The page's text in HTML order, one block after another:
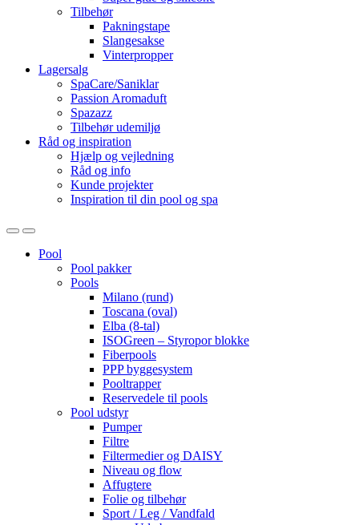
Tilbehør
Pakningstape
Slangesakse
Vinterpropper
Lagersalg
SpaCare/Saniklar
Passion Aromaduft
Spazazz
Tilbehør udemiljø
Råd og inspiration
Hjælp og vejledning
Råd og info
Kunde projekter
Inspiration til din pool og spa
OpenClose
Pool
Pool pakker
Pools
Milano (rund)
Toscana (oval)
Elba (8-tal)
ISOGreen – Styropor blokke
Fiberpools
PPP byggesystem
Pooltrapper
Reservedele til pools
Pool udstyr
Pumper
Filtre
Filtermedier og DAISY
Niveau og flow
Affugtere
Folie og tilbehør
Sport / Leg / Vandfald